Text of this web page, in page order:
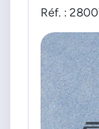
Réf. :